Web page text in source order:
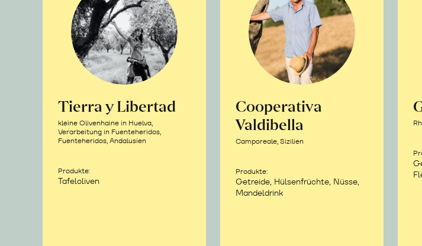
Tierra y Libertad
kleine Olivenhaine in Huelva,
Verarbeitung in Fuenteheridos,
Fuenteheridos, Andalusien
Produkte:
Tafeloliven
Cooperativa
Valdibella
Camporeale, Sizilien
Produkte:
Getreide, Hülsenfrüchte, Nüsse,
Mandeldrink